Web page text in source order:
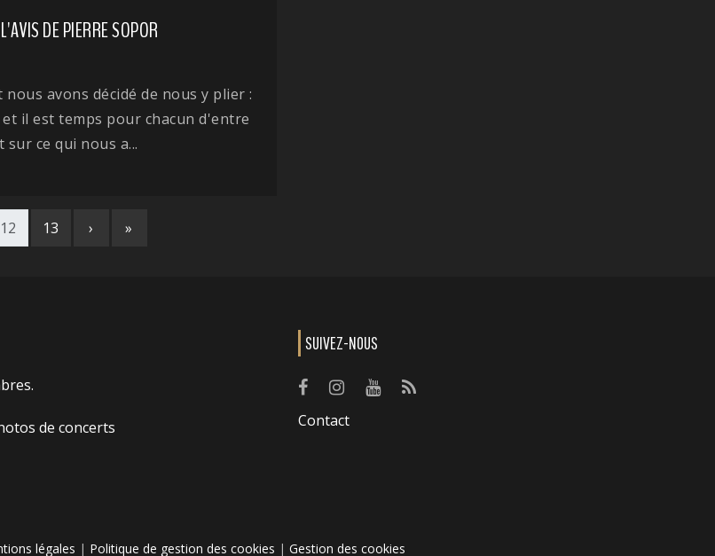
DE PIERRE SOPOR
avons décidé de nous y plier :
il est temps pour chacun d'entre
ce qui nous a...
12 13 › »
de concerts
SUIVEZ-NOUS
Contact
légales | Politique de gestion des cookies | Gestion des cookies